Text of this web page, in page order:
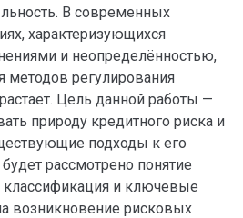
В современных
характеризующихся
и неопределённостью,
методов регулирования
Цель данной работы —
природу кредитного риска и
подходы к его
рассмотрено понятие
классификация и ключевые
возникновение рисковых